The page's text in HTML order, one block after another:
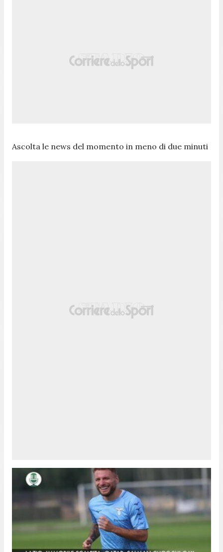
Ascolta le news del momento in meno di due minuti